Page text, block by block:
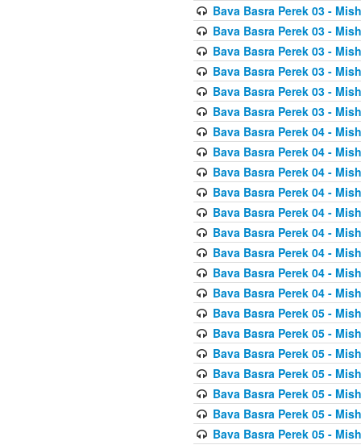
Bava Basra Perek 03 -
Bava Basra Perek 03 -
Bava Basra Perek 03 -
Bava Basra Perek 03 -
Bava Basra Perek 03 -
Bava Basra Perek 03 -
Bava Basra Perek 04 -
Bava Basra Perek 04 -
Bava Basra Perek 04 -
Bava Basra Perek 04 -
Bava Basra Perek 04 -
Bava Basra Perek 04 -
Bava Basra Perek 04 -
Bava Basra Perek 04 -
Bava Basra Perek 04 -
Bava Basra Perek 05 -
Bava Basra Perek 05 -
Bava Basra Perek 05 -
Bava Basra Perek 05 -
Bava Basra Perek 05 -
Bava Basra Perek 05 -
Bava Basra Perek 05 -